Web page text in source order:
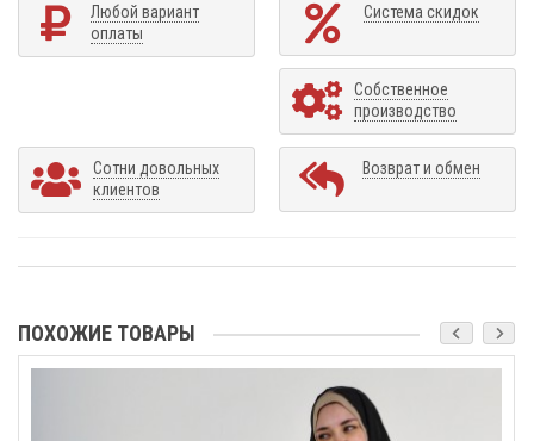
Любой вариант
оплаты
Система скидок
Собственное
производство
Сотни довольных
клиентов
Возврат и обмен
ПОХОЖИЕ ТОВАРЫ